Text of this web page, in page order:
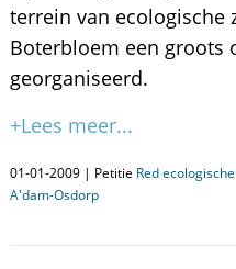
terrein van ecologische
Boterbloem een groots
georganiseerd.
+Lees meer...
01-01-2009 | Petitie Red
A'dam-Osdorp